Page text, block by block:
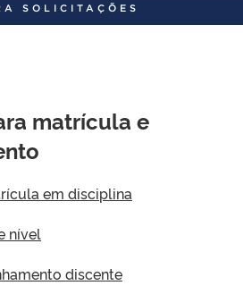
SOLICITAÇÕES
matrícula e
em disciplina
nível
discente